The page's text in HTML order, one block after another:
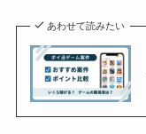
あわせて読みたい